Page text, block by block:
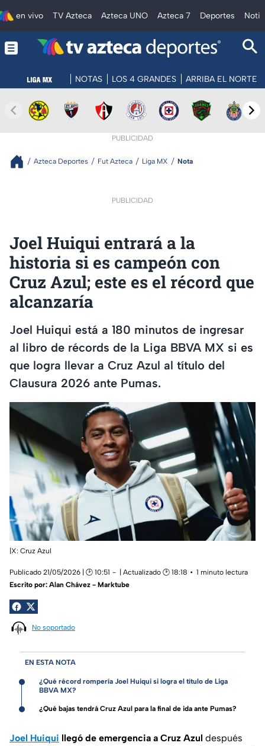
en vivo TV Azteca Azteca UNO Azteca 7 Deportes
NOTAS LOS 4 GRANDES ARRIBA EL NORTE
PUBLICIDAD
Azteca Deportes Fut Azteca Liga MX Nota
PUBLICIDAD
Joel Huiqui entrará a la
historia si es campeón con
Cruz Azul; este es el récord que
alcanzaría
Joel Huiqui está a 180 minutos de ingresar
al libro de récords de la Liga BBVA MX si es
que logra llevar a Cruz Azul al título del
Clausura 2026 ante Pumas.
|X: Cruz Azul
Publicado 21/05/2026 | 🕑 10:51 | Actualizado 🕑 18:18
1 minuto lectura
Escrito por: Alan Chávez - Marktube
No soportado
EN ESTA NOTA
¿Qué récord rompería Joel Huiqui si logra el título de Liga
BBVA MX?
¿Qué bajas tendrá Cruz Azul para la final de ida ante Pumas?
Joel Huiqui llegó de emergencia a Cruz Azul después